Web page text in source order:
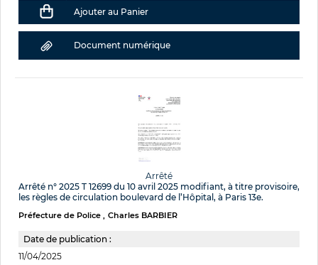
Ajouter au Panier
Document numérique
Arrêté
Arrêté n° 2025 T 12699 du 10 avril 2025 modifiant, à titre provisoire,
les règles de circulation boulevard de l’Hôpital, à Paris 13e.
Préfecture de Police Charles BARBIER
Date de publication :
11/04/2025